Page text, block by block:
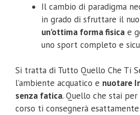
Il cambio di paradigma
in grado di sfruttare il
un’ottima forma fisica e
uno sport completo e
Si tratta di Tutto Quello Che Ti
l’ambiente acquatico e nuotare
senza fatica. Quello che stai
corso ti consegnerà